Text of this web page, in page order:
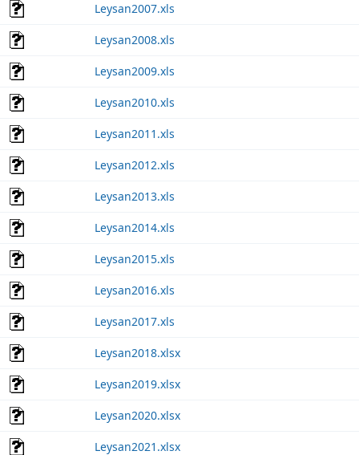
Leysan2007.xls
Leysan2008.xls
Leysan2009.xls
Leysan2010.xls
Leysan2011.xls
Leysan2012.xls
Leysan2013.xls
Leysan2014.xls
Leysan2015.xls
Leysan2016.xls
Leysan2017.xls
Leysan2018.xlsx
Leysan2019.xlsx
Leysan2020.xlsx
Leysan2021.xlsx